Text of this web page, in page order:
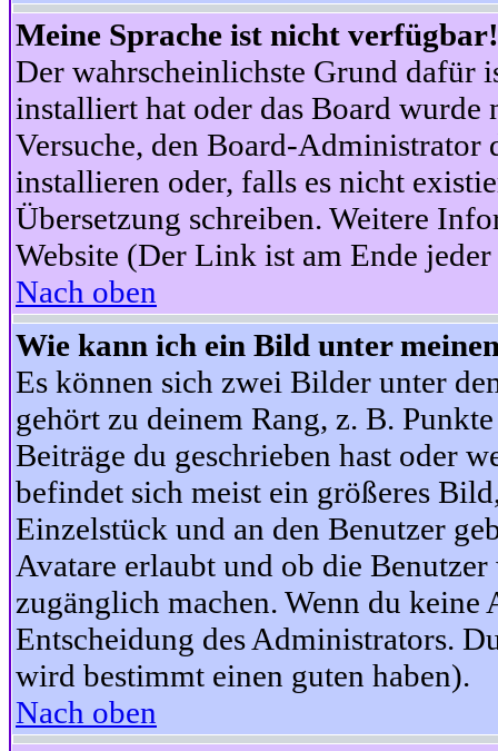
Meine Sprache ist nicht verfügbar!
Der wahrscheinlichste Grund dafür
installiert hat oder das Board wurde
Versuche, den Board-Administrator
installieren oder, falls es nicht
Übersetzung schreiben. Weitere
Website (Der Link ist am Ende jeder
Nach oben
Wie kann ich ein Bild unter
Es können sich zwei Bilder unter
gehört zu deinem Rang, z. B.
Beiträge du geschrieben hast oder
befindet sich meist ein größeres
Einzelstück und an den Benutzer
Avatare erlaubt und ob die
zugänglich machen. Wenn du keine
Entscheidung des Administrators.
wird bestimmt einen guten haben).
Nach oben